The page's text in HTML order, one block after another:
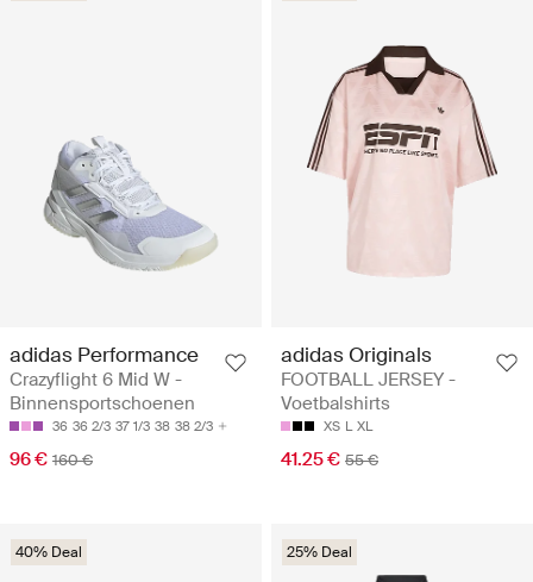
adidas Performance
Crazyflight 6 Mid W -
Binnensportschoenen
36 36 2/3 37 1/3 38 38 2/3
96 € 160 €
adidas Originals
FOOTBALL JERSEY -
Voetbalshirts
XS L XL
41.25 € 55 €
40% Deal 25% Deal